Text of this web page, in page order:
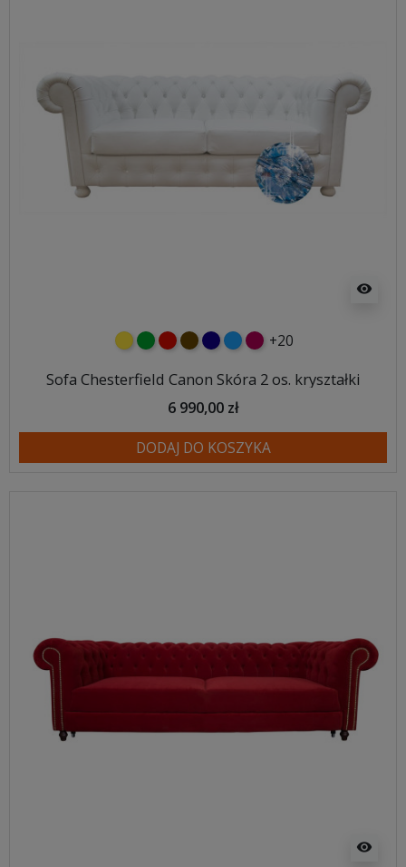
visibility
żółtyzielonyczerwony
czekoladowy
granatowy
niebieski
malinowy
+20
Sofa Chesterfield Canon Skóra 2 os. kryształki
6 990,00 zł
DODAJ DO KOSZYKA
visibility